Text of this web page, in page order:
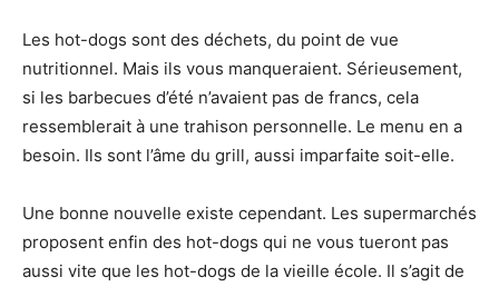
Les hot-dogs sont des déchets, du point de vue
nutritionnel. Mais ils vous manqueraient. Sérieusement,
si les barbecues d’été n’avaient pas de francs, cela
ressemblerait à une trahison personnelle. Le menu en a
besoin. Ils sont l’âme du grill, aussi imparfaite soit-elle.
Une bonne nouvelle existe cependant. Les supermarchés
proposent enfin des hot-dogs qui ne vous tueront pas
aussi vite que les hot-dogs de la vieille école. Il s’agit de